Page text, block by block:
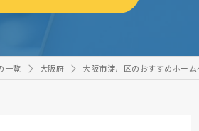
一覧 大阪府 大阪市淀川区のおすすめホー